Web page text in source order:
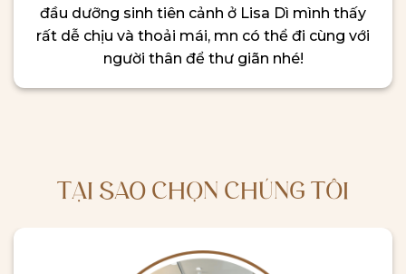
đầu dưỡng sinh tiên cảnh ở Lisa Dì mình thấy
rất dễ chịu và thoải mái, mn có thể đi cùng với
người thân để thư giãn nhé!
TẠI SAO CHỌN CHÚNG TÔI